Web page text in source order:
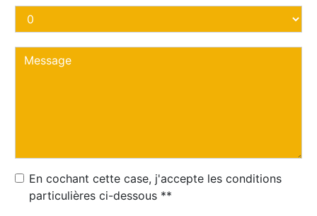
En cochant cette case, j'accepte les conditions
particulières ci-dessous **